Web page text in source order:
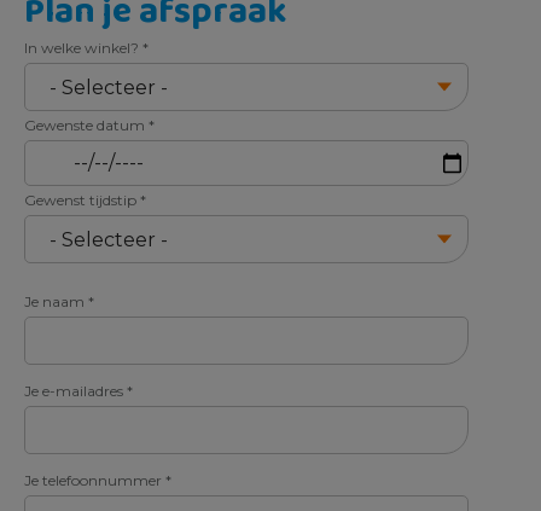
Plan je afspraak
In welke winkel? *
Gewenste datum *
Gewenst tijdstip *
Je naam *
Je e-mailadres *
Je telefoonnummer *